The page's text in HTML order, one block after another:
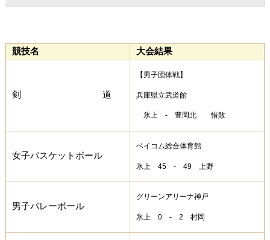
競技名 大会結果
剣 道
【男子団体戦】
兵庫県立武道館
氷上 - 豊岡北 惜敗
女子バスケットボール
ベイコム総合体育館
氷上 45 - 49 上野
男子バレーボール
グリーンアリーナ神戸
氷上 0 - 2 村岡